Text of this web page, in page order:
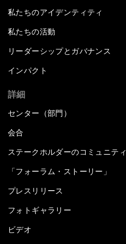
私たちのアイデンティティ
私たちの活動
リーダーシップとガバナンス
インパクト
詳細
センター（部門）
会合
ステークホルダーのコミュニティ
「フォーラム・ストーリー」
プレスリリース
フォトギャラリー
ビデオ